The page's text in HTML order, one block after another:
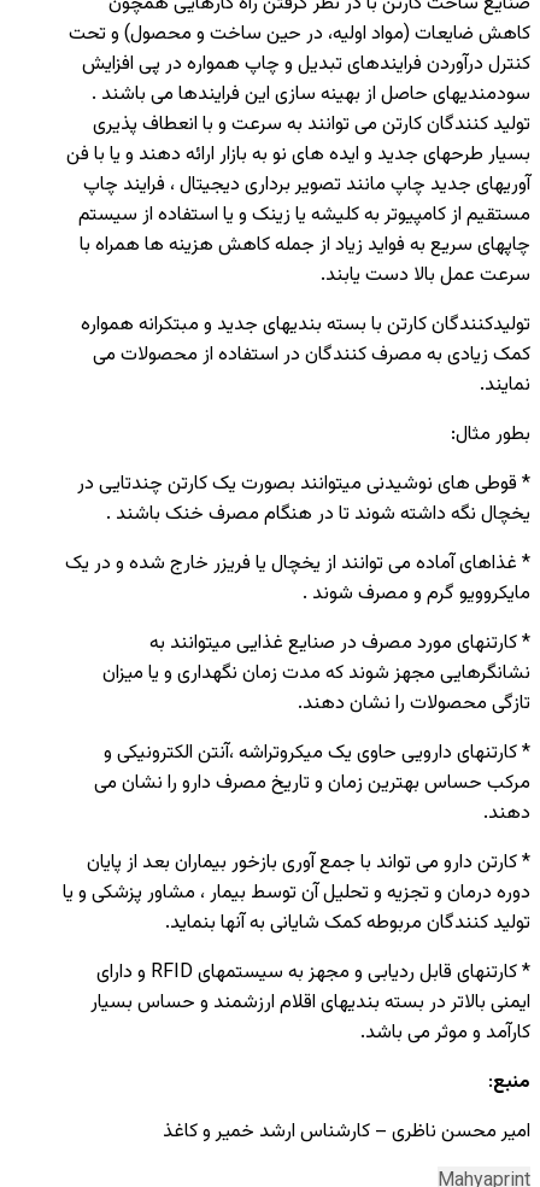
کاهش ضایعات (مواد اولیه، در حین ساخت و محصول) و تحت
کنترل درآوردن فرایندهای تبدیل و چاپ همواره در پی افزایش
سودمندیهای حاصل از بهینه سازی این فرایندها می باشند .
تولید کنندگان کارتن می توانند به سرعت و با انعطاف پذیری
بسیار طرحهای جدید و ایده های نو به بازار ارائه دهند و یا با فن
آوریهای جدید چاپ مانند تصویر برداری دیجیتال ، فرایند چاپ
مستقیم از کامپیوتر به کلیشه یا زینک و یا استفاده از سیستم
چاپهای سریع به فواید زیاد از جمله کاهش هزینه ها همراه با
سرعت عمل بالا دست یابند.
تولیدکنندگان کارتن با بسته بندیهای جدید و مبتکرانه همواره
کمک زیادی به مصرف کنندگان در استفاده از محصولات می
نمایند.
بطور مثال:
* قوطی های نوشیدنی میتوانند بصورت یک کارتن چندتایی در
یخچال نگه داشته شوند تا در هنگام مصرف خنک باشند .
* غذاهای آماده می توانند از یخچال یا فریزر خارج شده و در یک
مایکروویو گرم و مصرف شوند .
* کارتنهای مورد مصرف در صنایع غذایی میتوانند به
نشانگرهایی مجهز شوند که مدت زمان نگهداری و یا میزان
تازگی محصولات را نشان دهند.
* کارتنهای دارویی حاوی یک میکروتراشه ،آنتن الکترونیکی و
مرکب حساس بهترین زمان و تاریخ مصرف دارو را نشان می
دهند.
* کارتن دارو می تواند با جمع آوری بازخور بیماران بعد از پایان
دوره درمان و تجزیه و تحلیل آن توسط بیمار ، مشاور پزشکی و یا
تولید کنندگان مربوطه کمک شایانی به آنها بنماید.
* کارتنهای قابل ردیابی و مجهز به سیستمهای RFID و دارای
ایمنی بالاتر در بسته بندیهای اقلام ارزشمند و حساس بسیار
کارآمد و موثر می باشد.
منبع:
امیر محسن ناظری – کارشناس ارشد خمیر و کاغذ